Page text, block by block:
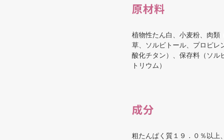
原材料
植物性たん白、小麦粉、肉類
草、ソルビトール、プロピレ
酸化チタン）、保存料（ソル
トリウム）
成分
粗たんぱく質１９．０％以上